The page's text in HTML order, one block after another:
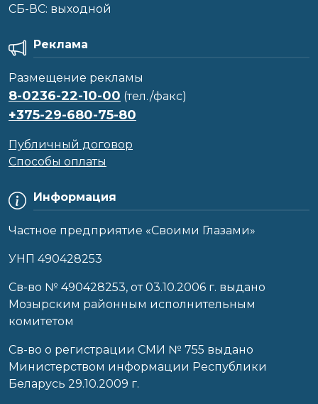
CБ-ВС: выходной
Информация
Частное предприятие «Своими Глазами»
УНП 490428253
Cв-во № 490428253, от 03.10.2006 г. выдано
Мозырским районным исполнительным
комитетом
Св-во о регистрации СМИ № 755 выдано
Министерством информации Республики
Беларусь 29.10.2009 г.
Реклама
Размещение рекламы
8-0236-22-10-00 (тел./факс)
+375-29-680-75-80
Публичный договор
Способы оплаты